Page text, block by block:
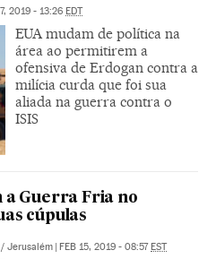
2019 - 13:26 EDT
EUA mudam de política na
área ao permitirem a
ofensiva de Erdogan contra a
milícia curda que foi sua
aliada na guerra contra o
ISIS
a Guerra Fria no
cúpulas
Jerusalém | FEB 15, 2019 - 08:57EST